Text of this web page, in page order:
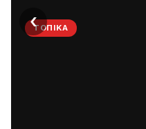
ΤΟΠΙΚΆ
‹